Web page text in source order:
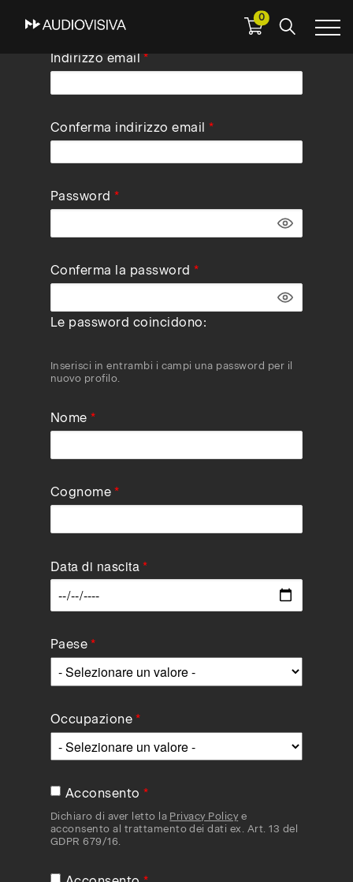
0
Indirizzo email
Conferma indirizzo email
Password
Conferma la password
Le password coincidono:
Inserisci in entrambi i campi una password per il
nuovo profilo.
Nome
Cognome
Data di nascita
Paese
Occupazione
Acconsento
Dichiaro di aver letto la Privacy Policy e
acconsento al trattamento dei dati ex. Art. 13 del
GDPR 679/16.